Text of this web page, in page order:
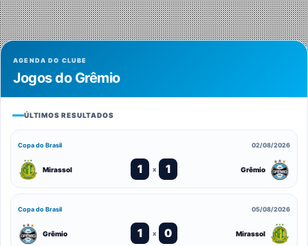
AGENDA DO CLUBE
Jogos do Grêmio
ÚLTIMOS RESULTADOS
Copa do Brasil 02/08/2026
Mirassol 1 x 1 Grêmio
Copa do Brasil 05/08/2026
Grêmio 1 x 0 Mirassol